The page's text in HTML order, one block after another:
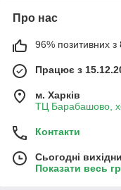
Про нас
96% позитивних з
Працює з
м. Харків
ТЦ Барабашово,
Контакти
Сьогодні
Показати весь